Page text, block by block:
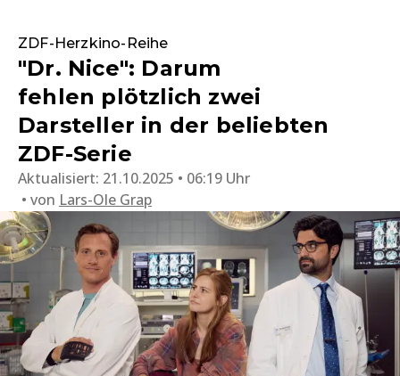
ZDF-Herzkino-Reihe
"Dr. Nice": Darum
fehlen plötzlich zwei
Darsteller in der beliebten
ZDF-Serie
Aktualisiert: 21.10.2025 • 06:19 Uhr
von Lars-Ole Grap